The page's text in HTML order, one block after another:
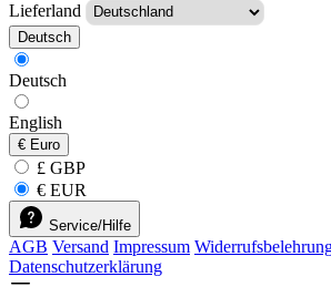
Lieferland
Deutsch
Deutsch
English
€ Euro
£ GBP
€ EUR
Service/Hilfe
AGB Versand Impressum
Datenschutzerklärung